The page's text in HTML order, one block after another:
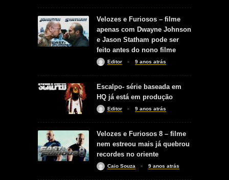
Velozes e Furiosos – filme
apenas com Dwayne Johnson
e Jason Statham pode ser
feito antes do nono filme
Editor 9 anos atrás
Escalpo- série baseada em
HQ já está em produção
Editor 9 anos atrás
Velozes e Furiosos 8 – filme
nem estreou mais já quebrou
recordes no oriente
Caio Souza 9 anos atrás